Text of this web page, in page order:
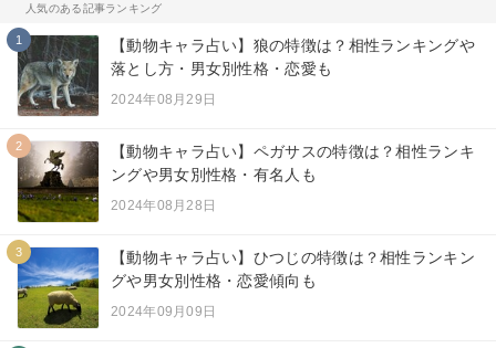
人気のある記事ランキング
1
【動物キャラ占い】狼の特徴は？相性ランキングや
落とし方・男女別性格・恋愛も
2024年08月29日
2
【動物キャラ占い】ペガサスの特徴は？相性ランキ
ングや男女別性格・有名人も
2024年08月28日
3
【動物キャラ占い】ひつじの特徴は？相性ランキン
グや男女別性格・恋愛傾向も
2024年09月09日